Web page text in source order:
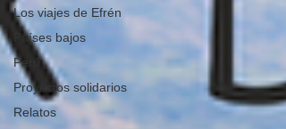
Los viajes de Efrén
Países bajos
Perú
Proyectos solidarios
Relatos